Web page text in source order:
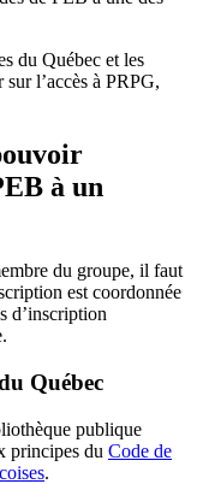
du Québec et les
l’accès à PRPG,
à un
du groupe, il faut
est coordonnée
d’inscription
Québec
publique
principes du Code de
.